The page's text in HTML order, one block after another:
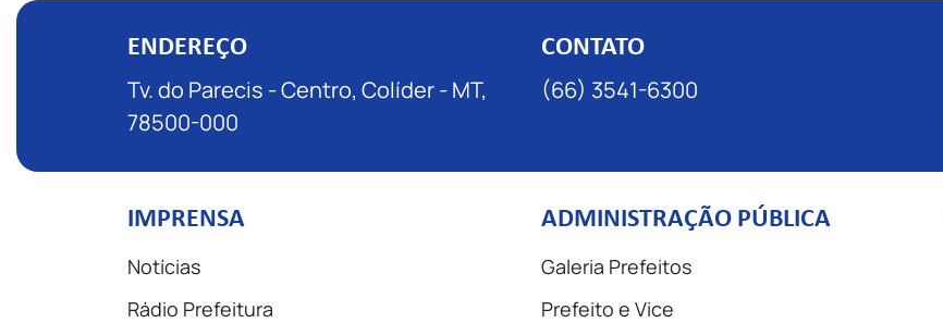
ENDEREÇO
Tv. do Parecis - Centro, Colíder - MT,
78500-000
CONTATO
(66) 3541-6300
IMPRENSA
Notícias
Rádio Prefeitura
ADMINISTRAÇÃO PÚBLICA
Galeria Prefeitos
Prefeito e Vice